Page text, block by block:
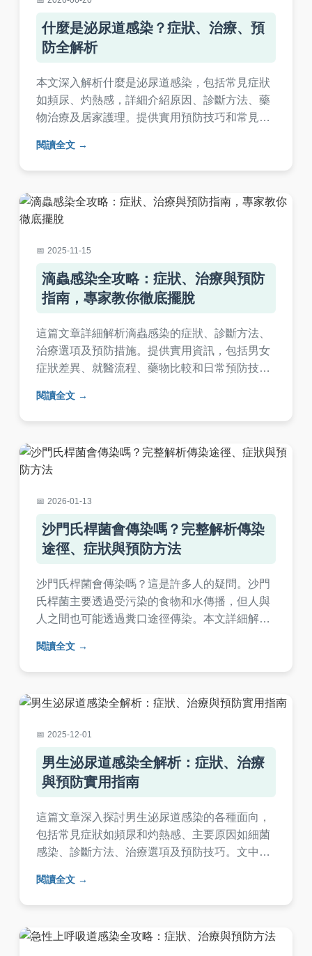
什麼是泌尿道感染？症狀、治療、預
防全解析
本文深入解析什麼是泌尿道感染，包括常見症狀
如頻尿、灼熱感，詳細介紹原因、診斷方法、藥
物治療及居家護理。提供實用預防技巧和常見問
確應對措施。內容基於專業知識，適合所有年齡
層閱讀。
閱讀全文
2025-11-15
滴蟲感染全攻略：症狀、治療與預防
指南，專家教你徹底擺脫
這篇文章詳細解析滴蟲感染的症狀、診斷方法、
治療選項及預防措施。提供實用資訊，包括男女
症狀差異、就醫流程、藥物比較和日常預防技
所有關心健康的人士閱讀，解決常見疑問。
閱讀全文
2026-01-13
沙門氏桿菌會傳染嗎？完整解析傳染
途徑、症狀與預防方法
沙門氏桿菌會傳染嗎？這是許多人的疑問。沙門
氏桿菌主要透過受污染的食物和水傳播，但人與
人之間也可能透過糞口途徑傳染。本文詳細解析
群、症狀、治療和預防措施。我們還提供實用表
格和常見問答，幫助您保護家人健康，避免感染
閱讀全文
2025-12-01
男生泌尿道感染全解析：症狀、治療
與預防實用指南
這篇文章深入探討男生泌尿道感染的各種面向，
包括常見症狀如頻尿和灼熱感、主要原因如細菌
感染、診斷方法、治療選項及預防技巧。文中提
如何應對泌尿道感染，避免復發。內容基於醫學
知識，適合有相關困擾的讀者參考。
閱讀全文